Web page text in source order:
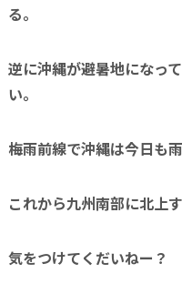
る。
逆に沖縄が避暑地になっ
い。
梅雨前線で沖縄は今日も雨
これから九州南部に北上
気をつけてくだいねー？